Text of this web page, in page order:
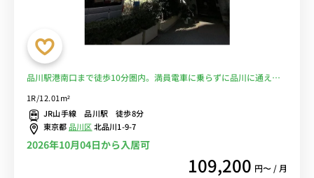
品川駅港南口まで徒歩10分圏内。満員電車に乗らずに品川に通え
1R/12.01m²
JR山手線 品川駅 徒歩8分
東京都品川区北品川1-9-7
2026年10月04日から入居可
109,200 円〜 / 月